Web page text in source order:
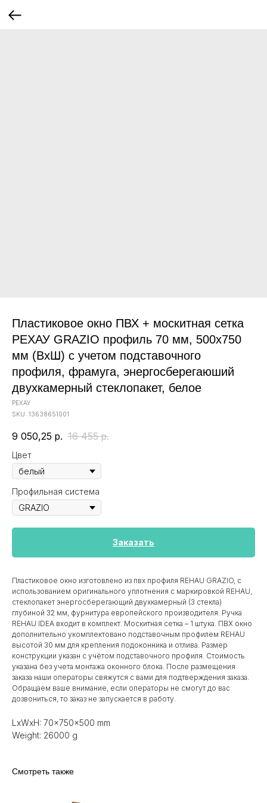
Пластиковое окно ПВХ + москитная сетка
РЕХАУ GRAZIO профиль 70 мм, 500x750
мм (ВхШ) с учетом подставочного
профиля, фрамуга, энергосберегаюший
двухкамерный стеклопакет, белое
РЕХАУ
SKU: 13638651001
9 050,25 р. 16 455 р.
Цвет
Профильная система
Заказать
Пластиковое окно изготовлено из пвх профиля REHAU GRAZIO, с
использованием оригинального уплотнения с маркировкой REHAU,
стеклопакет энергосберегающий двухкамерный (3 стекла)
глубиной 32 мм, фурнитура европейского производителя. Ручка
REHAU IDEA входит в комплект. Москитная сетка – 1 штука. ПВХ окно
дополнительно укомплектовано подставочным профилем REHAU
высотой 30 мм для крепления подоконника и отлива. Размер
конструкции указан c учётом подставочного профиля. Стоимость
указана без учета монтажа оконного блока. После размещения
заказа наши операторы свяжутся с вами для подтверждения заказа.
Обращаем ваше внимание, если операторы не смогут до вас
дозвониться, то заказ не запускается в работу.
LxWxH: 70x750x500 mm
Weight: 26000 g
Смотреть также